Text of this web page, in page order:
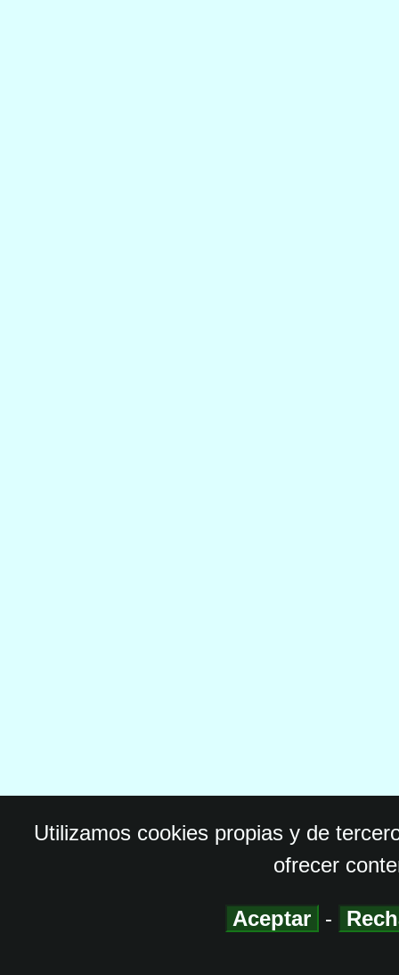
Utilizamos cookies propias y de
ofrecer
Aceptar -